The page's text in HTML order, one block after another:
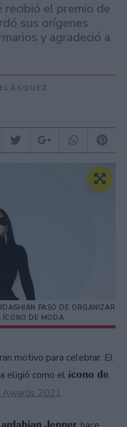
recibió el premio de
sus orígenes
y agradeció a
PASÓ DE ORGANIZAR
ÍCONO DE MODA
motivo para celebrar. El
eligió como el ícono de
Awards 2021